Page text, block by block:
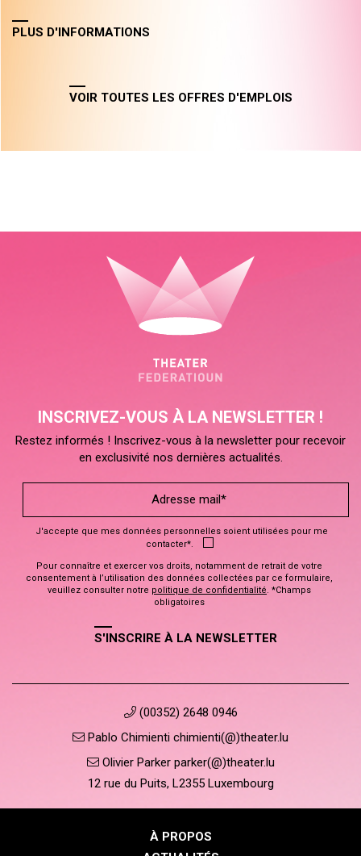
PLUS D'INFORMATIONS
VOIR TOUTES LES OFFRES D'EMPLOIS
INSCRIVEZ-VOUS À LA NEWSLETTER !
Restez informés ! Inscrivez-vous à la newsletter pour recevoir
en exclusivité nos dernières actualités.
J'accepte que mes données personnelles soient utilisées pour me
contacter*.
Pour connaître et exercer vos droits, notamment de retrait de votre
consentement à l’utilisation des données collectées par ce formulaire,
veuillez consulter notre politique de confidentialité. *Champs
obligatoires
S'INSCRIRE À LA NEWSLETTER
(00352) 2648 0946
Pablo Chimienti chimienti(@)theater.lu
Olivier Parker parker(@)theater.lu
12 rue du Puits, L2355 Luxembourg
À PROPOS